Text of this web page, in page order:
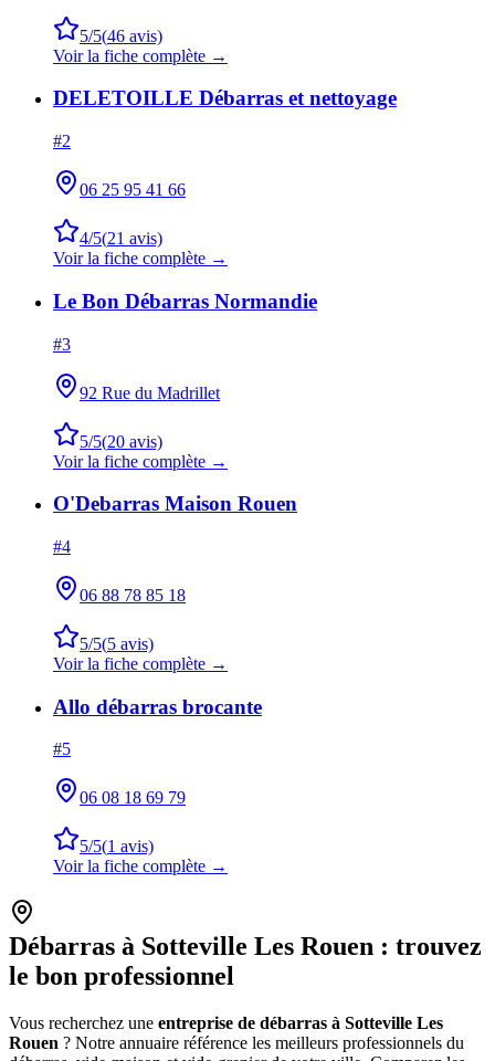
5/5(46 avis)
Voir la fiche complète →
DELETOILLE Débarras et nettoyage
#2
06 25 95 41 66
4/5(21 avis)
Voir la fiche complète →
Le Bon Débarras Normandie
#3
92 Rue du Madrillet
5/5(20 avis)
Voir la fiche complète →
O'Debarras Maison Rouen
#4
06 88 78 85 18
5/5(5 avis)
Voir la fiche complète →
Allo débarras brocante
#5
06 08 18 69 79
5/5(1 avis)
Voir la fiche complète →
Débarras à Sotteville Les Rouen : trouvez
le bon professionnel
Vous recherchez une entreprise de débarras à Sotteville Les
Rouen ? Notre annuaire référence les meilleurs professionnels du